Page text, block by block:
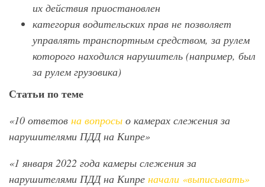
их действия приостановлен
категория водительских прав не позволяет
управлять транспортным средством, за рулем
которого находился нарушитель (например, был
за рулем грузовика)
Статьи по теме
«10 ответов на вопросы о камерах слежения за
нарушителями ПДД на Кипре»
«1 января 2022 года камеры слежения за
нарушителями ПДД на Кипре начали «выписывать»